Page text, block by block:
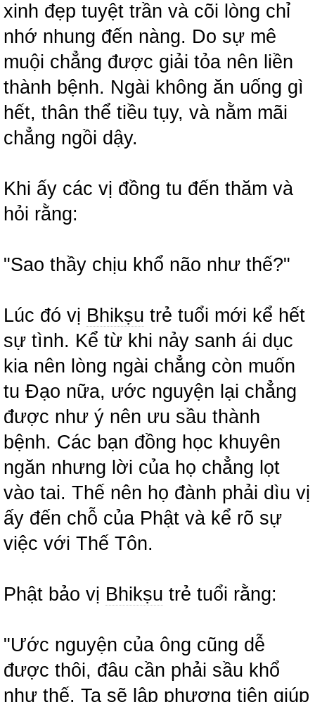
xinh đẹp tuyệt trần và cõi lòng chỉ
nhớ nhung đến nàng. Do sự mê
muội chẳng được giải tỏa nên liền
thành bệnh. Ngài không ăn uống gì
hết, thân thể tiều tụy, và nằm mãi
chẳng ngồi dậy.
Khi ấy các vị đồng tu đến thăm và
hỏi rằng:
"Sao thầy chịu khổ não như thế?"
Lúc đó vị Bhikṣu trẻ tuổi mới kể hết
sự tình. Kể từ khi nảy sanh ái dục
kia nên lòng ngài chẳng còn muốn
tu Đạo nữa, ước nguyện lại chẳng
được như ý nên ưu sầu thành
bệnh. Các bạn đồng học khuyên
ngăn nhưng lời của họ chẳng lọt
vào tai. Thế nên họ đành phải dìu vị
ấy đến chỗ của Phật và kể rõ sự
việc với Thế Tôn.
Phật bảo vị Bhikṣu trẻ tuổi rằng:
"Ước nguyện của ông cũng dễ
được thôi, đâu cần phải sầu khổ
như thế. Ta sẽ lập phương tiện giúp